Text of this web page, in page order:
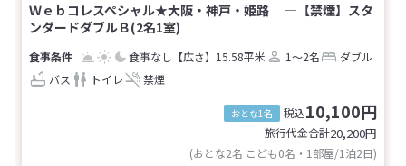
Ｗｅｂコレスペシャル★大阪・神戸・姫路 ―【禁煙】スタ
ンダードダブルＢ(2名1室)
食事なし 【広さ】15.58平米 1～2名
ダブル
バス
トイレ 禁煙
おとな1名 税込10,100円
旅行代金合計20,200円
(おとな2名 こども0名・1部屋/1泊2日)